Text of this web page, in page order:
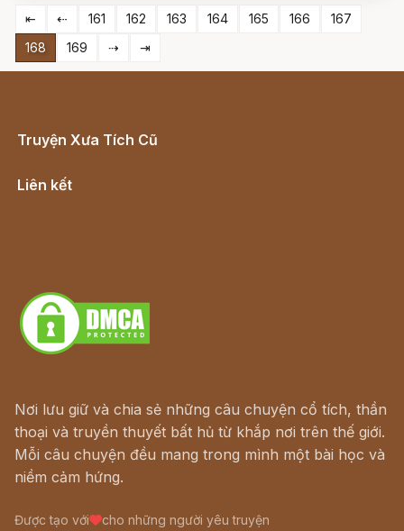
⇤ ⇠ 161 162 163 164 165 166
167
168
169 ⇢ ⇥
Truyện Xưa Tích Cũ
Liên kết
Nơi lưu giữ và chia sẻ những câu chuyện cổ tích, thần
thoại và truyền thuyết bất hủ từ khắp nơi trên thế giới.
Mỗi câu chuyện đều mang trong mình một bài học và
niềm cảm hứng.
Được tạo với cho những người yêu truyện